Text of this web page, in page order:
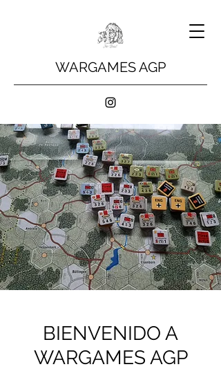
WARGAMES AGP
BIENVENIDO A
WARGAMES AGP